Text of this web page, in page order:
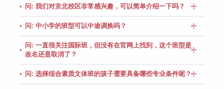
问: 我们对京北校区非常感兴趣，可以简单介绍一下吗？
问: 中小学的班型可以中途调换吗？
问: 一直很关注国际班，但没有在官网上找到，这个班型是
改名还是取消了？
问: 选择综合素质文体班的孩子需要具备哪些专业条件呢？